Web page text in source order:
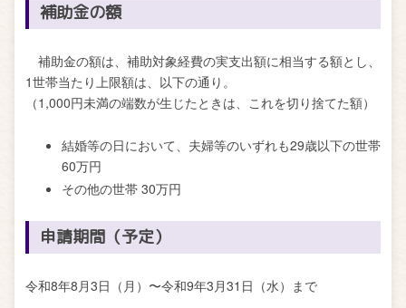
補助金の額
補助金の額は、補助対象経費の実支出額に相当する額とし、
1世帯当たり上限額は、以下の通り。
（1,000円未満の端数が生じたときは、これを切り捨てた額）
結婚等の日において、夫婦等のいずれも29歳以下の世帯
60万円
その他の世帯 30万円
申請期間（予定）
令和8年8月3日（月）〜令和9年3月31日（水）まで